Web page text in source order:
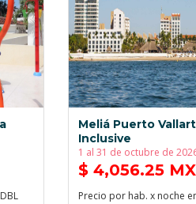
Meliá Puerto
Inclusive
1 al 31 de octubre de
$ 4,056.25
Precio por hab. x noche